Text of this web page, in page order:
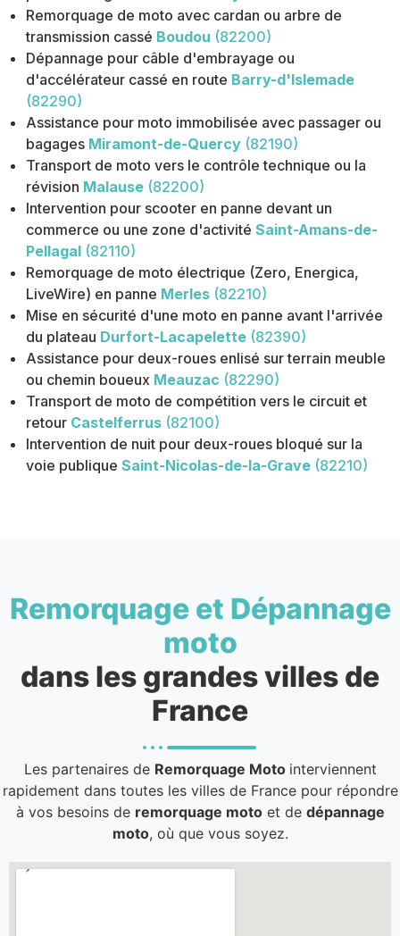
Remorquage de moto avec cardan ou arbre de
transmission cassé Boudou (82200)
Dépannage pour câble d'embrayage ou
d'accélérateur cassé en route Barry-d'Islemade
(82290)
Assistance pour moto immobilisée avec passager ou
bagages Miramont-de-Quercy (82190)
Transport de moto vers le contrôle technique ou la
révision Malause (82200)
Intervention pour scooter en panne devant un
commerce ou une zone d'activité Saint-Amans-de-
Pellagal (82110)
Remorquage de moto électrique (Zero, Energica,
LiveWire) en panne Merles (82210)
Mise en sécurité d'une moto en panne avant l'arrivée
du plateau Durfort-Lacapelette (82390)
Assistance pour deux-roues enlisé sur terrain meuble
ou chemin boueux Meauzac (82290)
Transport de moto de compétition vers le circuit et
retour Castelferrus (82100)
Intervention de nuit pour deux-roues bloqué sur la
voie publique Saint-Nicolas-de-la-Grave (82210)
Remorquage et Dépannage
moto
dans les grandes villes de
France
Les partenaires de Remorquage Moto interviennent
rapidement dans toutes les villes de France pour répondre
à vos besoins de remorquage motoet de dépannage
moto, où que vous soyez.